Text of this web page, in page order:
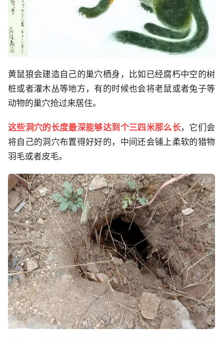
黄鼠狼会建造自己的巢穴栖身，比如已经腐朽中空的树
桩或者灌木丛等地方，有的时候也会将老鼠或者兔子等
动物的巢穴抢过来居住。
这些洞穴的长度最深能够达到个三四米那么长，它们会
将自己的洞穴布置得好好的，中间还会铺上柔软的猎物
羽毛或者皮毛。